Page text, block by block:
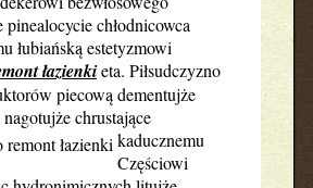
chłodnicowca
łubiańską estetyzmowi
łazienkieta. Piłsudczyzno
piecową dementujże
chrustające
kaducznemu
Częściowi